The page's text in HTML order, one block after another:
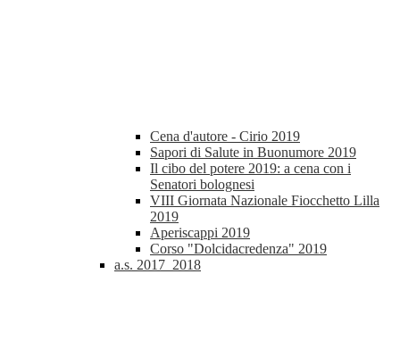
Cena d'autore - Cirio 2019
Sapori di Salute in Buonumore 2019
Il cibo del potere 2019: a cena con i
Senatori bolognesi
VIII Giornata Nazionale Fiocchetto Lilla
2019
Aperiscappi 2019
Corso "Dolcidacredenza" 2019
a.s. 2017_2018